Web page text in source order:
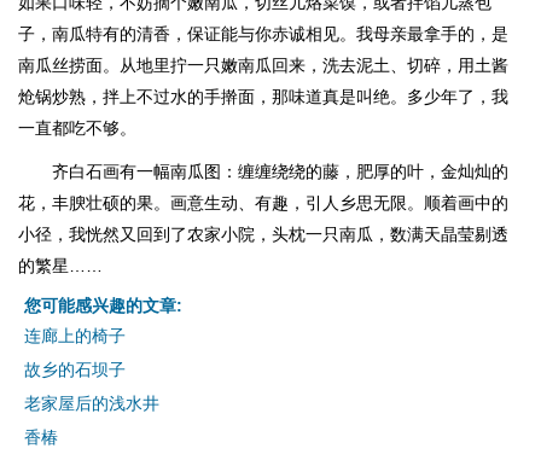
子，南瓜特有的清香，保证能与你赤诚相见。我母亲最拿手的，是
南瓜丝捞面。从地里拧一只嫩南瓜回来，洗去泥土、切碎，用土酱
炝锅炒熟，拌上不过水的手擀面，那味道真是叫绝。多少年了，我
一直都吃不够。
齐白石画有一幅南瓜图：缠缠绕绕的藤，肥厚的叶，金灿灿的
花，丰腴壮硕的果。画意生动、有趣，引人乡思无限。顺着画中的
小径，我恍然又回到了农家小院，头枕一只南瓜，数满天晶莹剔透
的繁星……
您可能感兴趣的文章:
连廊上的椅子
故乡的石坝子
老家屋后的浅水井
香椿